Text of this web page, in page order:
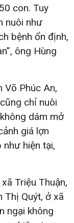
con. Tuy
nuôi như
bệnh ổn định,
ông Hùng
Võ Phúc An,
chỉ nuôi
dám mở
giá lợn
hiện tại,
Triệu Thuận,
Thị Quýt, ở xã
ngại không